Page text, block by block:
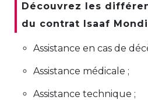
Découvrez les
du contrat Isaaf
Assistance en cas de
Assistance médicale ;
Assistance technique ;